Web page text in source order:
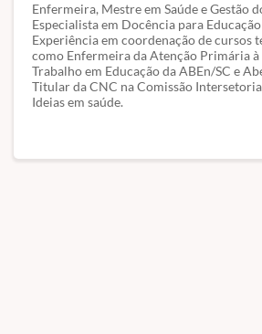
Enfermeira, Mestre em Saúde e Gestão
Especialista em Docência para
Experiência em coordenação de cursos
como Enfermeira da Atenção Primária
Trabalho em Educação da ABEn/SC e
Titular da CNC na Comissão
Ideias em saúde.